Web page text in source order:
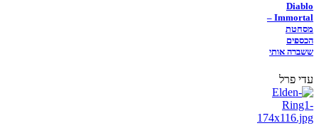
Diablo
Immortal –
מסחטת
הכספים
ששברה אותי
עדי פרל